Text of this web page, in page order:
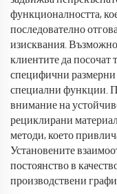
функционалността,
последователно
изисквания.
клиентите да посочат
специфични
специални функции.
внимание на
рециклирани
методи, което
Установените
постоянство в
производствени